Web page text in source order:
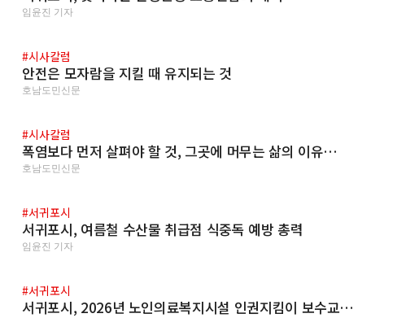
임윤진 기자
#시사칼럼
안전은 모자람을 지킬 때 유지되는 것
호남도민신문
#시사칼럼
폭염보다 먼저 살펴야 할 것, 그곳에 머무는 삶의 이유…
호남도민신문
#서귀포시
서귀포시, 여름철 수산물 취급점 식중독 예방 총력
임윤진 기자
#서귀포시
서귀포시, 2026년 노인의료복지시설 인권지킴이 보수교…